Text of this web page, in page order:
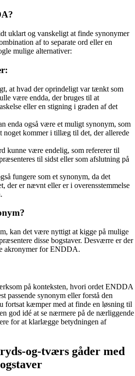
uklart og vanskeligt at finde synonymer
af to separate ord eller en
mulige alternativer:
at hvad der oprindeligt var tænkt som
være endda, der bruges til at
eller en stigning i graden af det
enda også være et muligt synonym, som
noget kommer i tillæg til det, der allerede
kunne være endelig, som refererer til
til sidst eller som afslutning på
fungere som et synonym, da det
der er nævnt eller er i overensstemmelse
kan det være nyttigt at kigge på mulige
disse bogstaver. Desværre er der
akronymer for ENDDA.
på konteksten, hvori ordet ENDDA
passende synonym eller forstå den
fortsat kæmper med at finde en løsning til
god idé at se nærmere på de nærliggende
for at klarlægge betydningen af
og-tværs gåder med